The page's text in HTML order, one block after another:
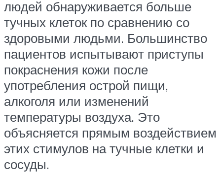
людей обнаруживается больше
тучных клеток по сравнению со
здоровыми людьми. Большинство
пациентов испытывают приступы
покраснения кожи после
употребления острой пищи,
алкоголя или изменений
температуры воздуха. Это
объясняется прямым воздействием
этих стимулов на тучные клетки и
сосуды.